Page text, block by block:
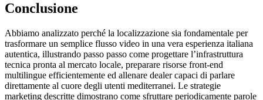
Conclusione
Abbiamo analizzato perché la localizzazione sia fondamentale per
trasformare un semplice flusso video in una vera esperienza italiana
autentica, illustrando passo passo come progettare l’infrastruttura
tecnica pronta al mercato locale, preparare risorse front‑end
multilingue efficientemente ed allenare dealer capaci di parlare
direttamente al cuore degli utenti mediterranei. Le strategie
marketing descritte dimostrano come sfruttare periodicamente parole